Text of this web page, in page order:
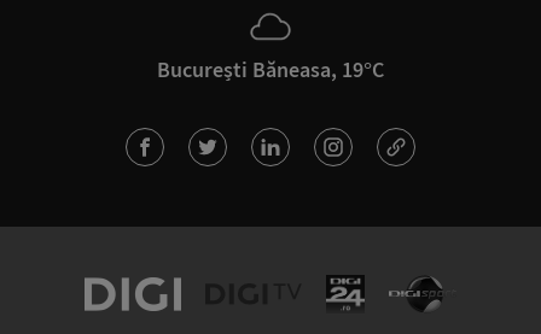
București Băneasa, 19°C